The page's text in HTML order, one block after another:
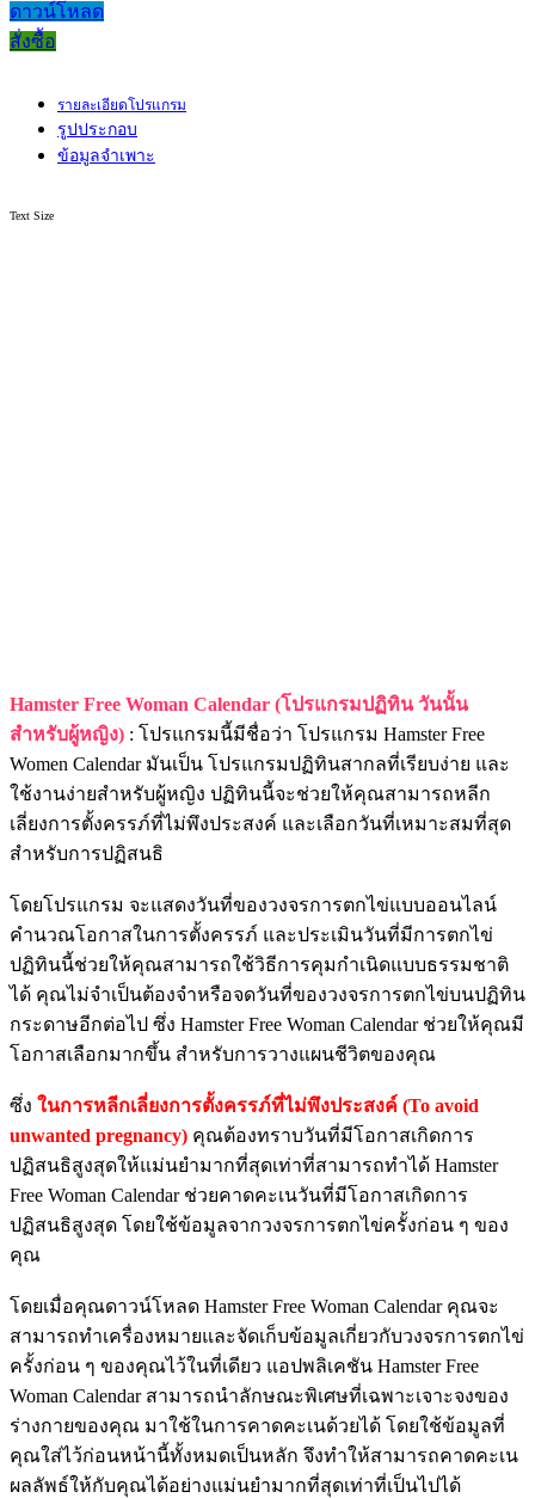
ดาวน์โหลด
สั่งซื้อ
รายละเอียดโปรแกรม
รูปประกอบ
ข้อมูลจำเพาะ
Text Size
Hamster Free Woman Calendar (โปรแกรมปฏิทิน วันนั้น
สำหรับผู้หญิง) : โปรแกรมนี้มีชื่อว่า โปรแกรม Hamster Free
Women Calendar มันเป็น โปรแกรมปฏิทินสากลที่เรียบง่าย และ
ใช้งานง่ายสำหรับผู้หญิง ปฏิทินนี้จะช่วยให้คุณสามารถหลีก
เลี่ยงการตั้งครรภ์ที่ไม่พึงประสงค์ และเลือกวันที่เหมาะสมที่สุด
สำหรับการปฏิสนธิ
โดยโปรแกรม จะแสดงวันที่ของวงจรการตกไข่แบบออนไลน์
คำนวณโอกาสในการตั้งครรภ์ และประเมินวันที่มีการตกไข่
ปฏิทินนี้ช่วยให้คุณสามารถใช้วิธีการคุมกำเนิดแบบธรรมชาติ
ได้ คุณไม่จำเป็นต้องจำหรือจดวันที่ของวงจรการตกไข่บนปฏิทิน
กระดาษอีกต่อไป ซึ่ง Hamster Free Woman Calendar ช่วยให้คุณมี
โอกาสเลือกมากขึ้น สำหรับการวางแผนชีวิตของคุณ
ซึ่ง ในการหลีกเลี่ยงการตั้งครรภ์ที่ไม่พึงประสงค์ (To avoid
unwanted pregnancy) คุณต้องทราบวันที่มีโอกาสเกิดการ
ปฏิสนธิสูงสุดให้แม่นยำมากที่สุดเท่าที่สามารถทำได้ Hamster
Free Woman Calendar ช่วยคาดคะเนวันที่มีโอกาสเกิดการ
ปฏิสนธิสูงสุด โดยใช้ข้อมูลจากวงจรการตกไข่ครั้งก่อน ๆ ของ
คุณ
โดยเมื่อคุณดาวน์โหลด Hamster Free Woman Calendar คุณจะ
สามารถทำเครื่องหมายและจัดเก็บข้อมูลเกี่ยวกับวงจรการตกไข่
ครั้งก่อน ๆ ของคุณไว้ในที่เดียว แอปพลิเคชัน Hamster Free
Woman Calendar สามารถนำลักษณะพิเศษที่เฉพาะเจาะจงของ
ร่างกายของคุณ มาใช้ในการคาดคะเนด้วยได้ โดยใช้ข้อมูลที่
คุณใส่ไว้ก่อนหน้านี้ทั้งหมดเป็นหลัก จึงทำให้สามารถคาดคะเน
ผลลัพธ์ให้กับคุณได้อย่างแม่นยำมากที่สุดเท่าที่เป็นไปได้